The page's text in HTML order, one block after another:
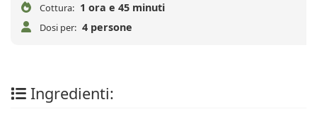
Cottura: 1 ora e 45 minuti
Dosi per: 4 persone
Ingredienti: